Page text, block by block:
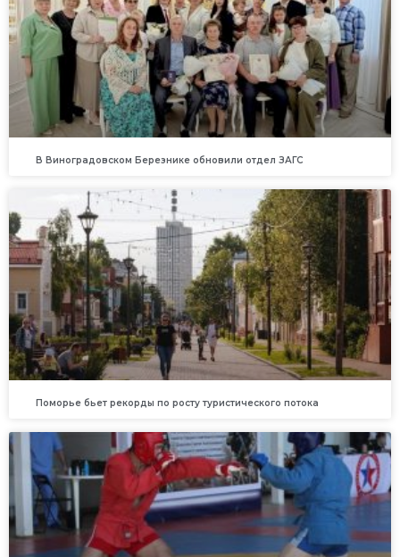
В Виноградовском Березнике обновили отдел ЗАГС
Поморье бьет рекорды по росту туристического потока